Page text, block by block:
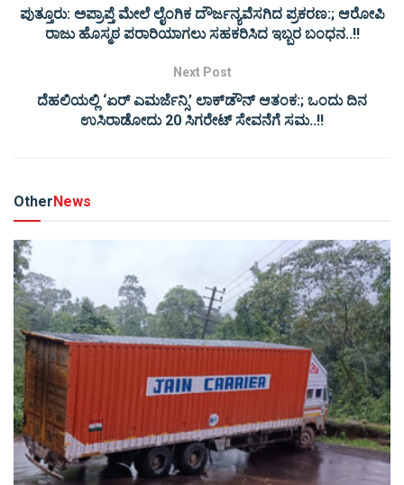
ಪುತ್ತೂರು: ಅಪ್ರಾಪ್ತೆ ಮೇಲೆ ಲೈಂಗಿಕ ದೌರ್ಜನ್ಯವೆಸಗಿದ ಪ್ರಕರಣ:; ಆರೋಪಿ
ರಾಜು ಹೊಸ್ಮಠ ಪರಾರಿಯಾಗಲು ಸಹಕರಿಸಿದ ಇಬ್ಬರ ಬಂಧನ..!!
Next Post
ದೆಹಲಿಯಲ್ಲಿ ‘ಏರ್​ ಎಮರ್ಜೆನ್ಸಿ’ ಲಾಕ್​ಡೌನ್ ಆತಂಕ:; ಒಂದು ದಿನ
ಉಸಿರಾಡೋದು 20 ಸಿಗರೇಟ್ ಸೇವನೆಗೆ ಸಮ..!!
OtherNews